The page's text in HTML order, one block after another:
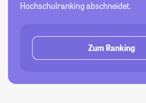
Hochschulranking abschneidet.
Zum Ranking